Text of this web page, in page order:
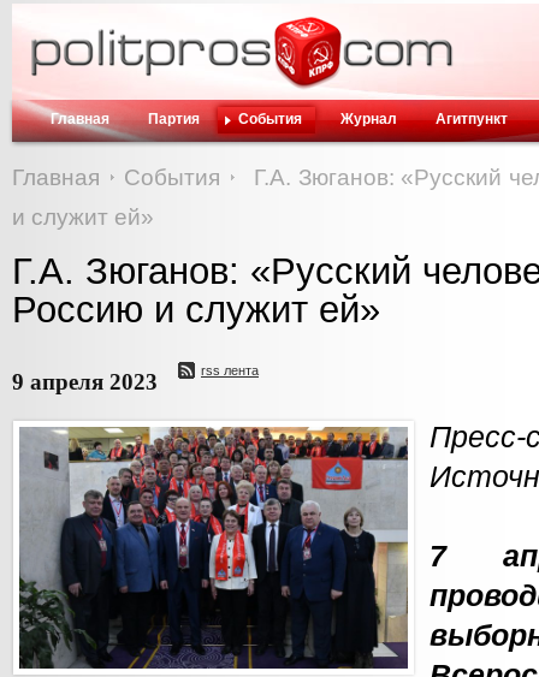
Главная Партия События Журнал Агитпункт
Главная События
Г.А. Зюганов: «Русский
и служит ей»
Г.А. Зюганов: «Русский
Россию и служит ей»
9 апреля 2023 rss лента
7